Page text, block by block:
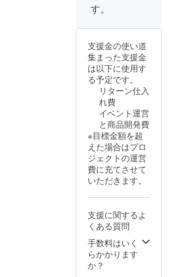
荷時期
る場合
があり
ます。
●原動機
付自転
証明書
を含む
●適格請
求書発
行事業
者登録
番号：
あり ※
求書発
行事業
者登録
番号の
記載の
ンで別
する必
要があ
りま
す。 ※
製品の
上と改
良によ
り、デ
ザイ
ン・仕
様は変
更にな
る可能
ざいま
す。
ご了承
くださ
い。 ※
性もご
す。
ご了承
くださ
い。 ※
ご注文
使用部
材の供
給状
況、製
造工程
上の都
合等に
より出
が遅れ
る場合
があり
ます。
●原動機
円を含
額で
す。 ※
離島
（北海
道、沖
島在住
の方向
け）の
追加送
料は
CAMPF
IREをご
注文さ
後、商
品を発
送する
一週間
前に弊
縄、離
の方向
け）の
追加送
料は
CAMPF
注文さ
れた
後、商
品を発
送する
一週間
前に弊
社の
ページ
にて追
加の離
島送料
11,000
売予定
775,600
円の
42%OF
F ※箱入
り(ハン
バーと
前輪の
取付け
が必要)
での送
料
37,600
円を含
額で
す。 ※
離島
（北海
道、沖
す。
支援金の使い道
集まった支援金
は以下に使用す
る予定です。
リターン仕入
れ費
イベント運営
と商品開発費
※目標金額を超
えた場合はプロ
ジェクトの運営
費に充てさせて
いただきます。
支援に関するよ
くある質問
手数料はいく
らかかります
か？